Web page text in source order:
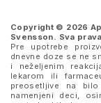
Copyright © 2026
Svensson. Sva
Pre upotrebe
dnevne doze se ne
i neželjenim
lekarom ili
preosetljive na
namenjeni deci,